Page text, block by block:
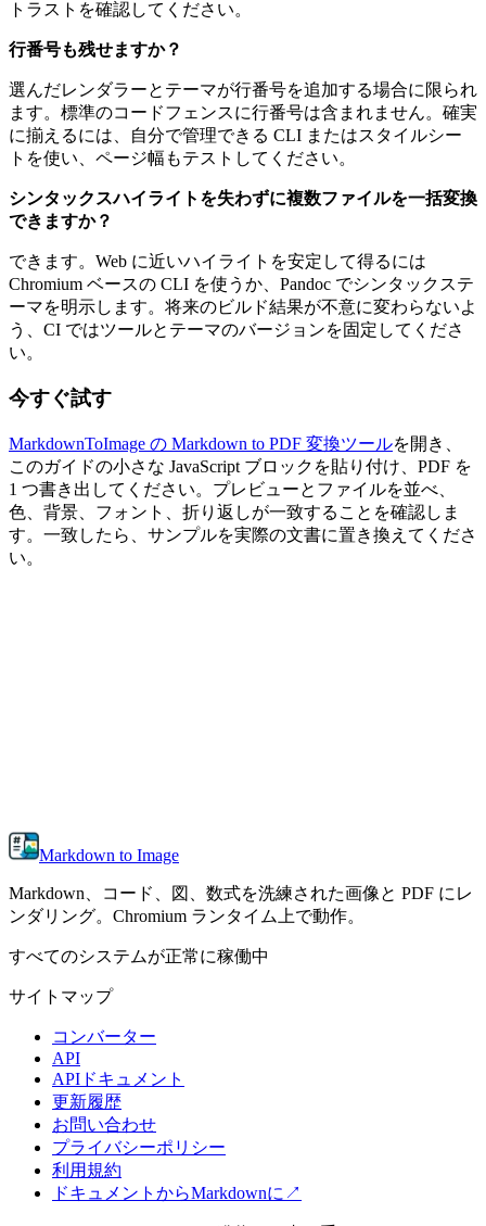
トラストを確認してください。
行番号も残せますか？
選んだレンダラーとテーマが行番号を追加する場合に限られ
ます。標準のコードフェンスに行番号は含まれません。確実
に揃えるには、自分で管理できる CLI またはスタイルシー
トを使い、ページ幅もテストしてください。
シンタックスハイライトを失わずに複数ファイルを一括変換
できますか？
できます。Web に近いハイライトを安定して得るには
Chromium ベースの CLI を使うか、Pandoc でシンタックステ
ーマを明示します。将来のビルド結果が不意に変わらないよ
う、CI ではツールとテーマのバージョンを固定してくださ
い。
今すぐ試す
MarkdownToImage の Markdown to PDF 変換ツールを開き、
このガイドの小さな JavaScript ブロックを貼り付け、PDF を
1 つ書き出してください。プレビューとファイルを並べ、
色、背景、フォント、折り返しが一致することを確認しま
す。一致したら、サンプルを実際の文書に置き換えてくださ
い。
Markdown to Image
Markdown、コード、図、数式を洗練された画像と PDF にレ
ンダリング。Chromium ランタイム上で動作。
すべてのシステムが正常に稼働中
サイトマップ
コンバーター
API
APIドキュメント
更新履歴
お問い合わせ
プライバシーポリシー
利用規約
ドキュメントからMarkdownに ↗